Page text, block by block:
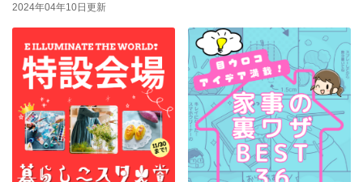
2024年04年10日更新